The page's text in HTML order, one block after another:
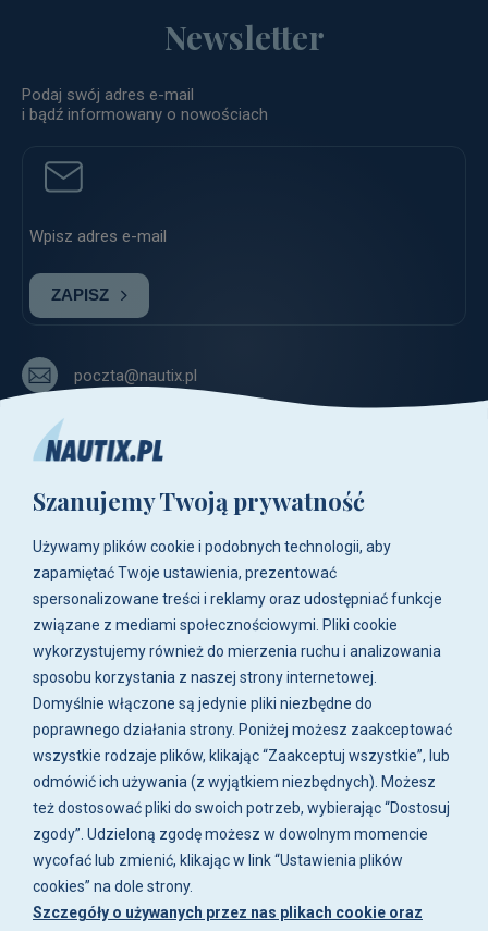
Newsletter
Podaj swój adres e-mail
i bądź informowany o nowościach
ZAPISZ
poczta@nautix.pl
+48 783-788-216
ul. Zwoleńska 23,
04-761 Warszawa
Biuro i sklep są czynne:
pn-pt w godz. 8:00 - 16:00.
O firmie
Zakupy
Moje konto
Artykuły i galeria
Szanujemy Twoją prywatność
Używamy plików cookie i podobnych technologii, aby
zapamiętać Twoje ustawienia, prezentować
spersonalizowane treści i reklamy oraz udostępniać funkcje
związane z mediami społecznościowymi. Pliki cookie
wykorzystujemy również do mierzenia ruchu i analizowania
sposobu korzystania z naszej strony internetowej.
Domyślnie włączone są jedynie pliki niezbędne do
poprawnego działania strony. Poniżej możesz zaakceptować
wszystkie rodzaje plików, klikając “Zaakceptuj wszystkie”, lub
odmówić ich używania (z wyjątkiem niezbędnych). Możesz
też dostosować pliki do swoich potrzeb, wybierając “Dostosuj
zgody”. Udzieloną zgodę możesz w dowolnym momencie
wycofać lub zmienić, klikając w link “Ustawienia plików
cookies” na dole strony.
Szczegóły o używanych przez nas plikach cookie oraz